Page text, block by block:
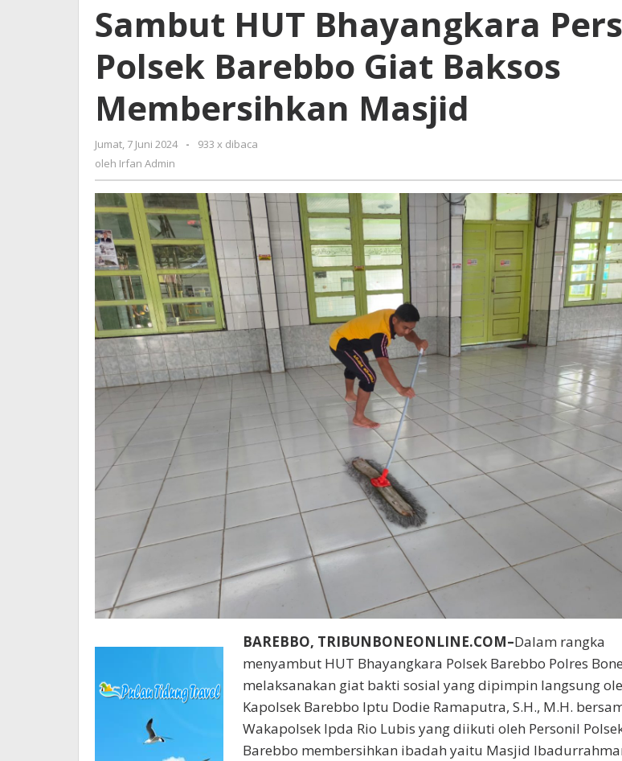
Personil
Polsek
Giat
Membersihkan
Masjid
Sambut HUT Bhayangkara
Polsek Barebbo Giat Baksos
Membersihkan Masjid
Jumat, 7 Juni 2024
oleh
-
933 x dibaca
oleh Irfan Admin
BAREBBO, TRIBUNBONEONLINE.COM–Dalam rangka
menyambut HUT Bhayangkara Polsek Barebbo Polres Bone
melaksanakan giat bakti sosial yang dipimpin langsung
Kapolsek Barebbo Iptu Dodie Ramaputra, S.H., M.H.
Wakapolsek Ipda Rio Lubis yang diikuti oleh Personil
Barebbo membersihkan ibadah yaitu Masjid